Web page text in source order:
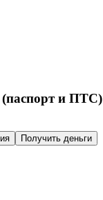
(паспорт и ПТС)
Получить деньги